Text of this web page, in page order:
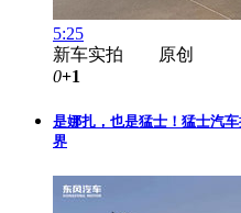
5:25
新车实拍 原创
0+1
是娜扎，也是猛士！猛士汽
界